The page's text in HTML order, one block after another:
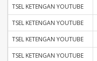
TSEL KETENGAN YOUTUBE
TSEL KETENGAN YOUTUBE
TSEL KETENGAN YOUTUBE
TSEL KETENGAN YOUTUBE